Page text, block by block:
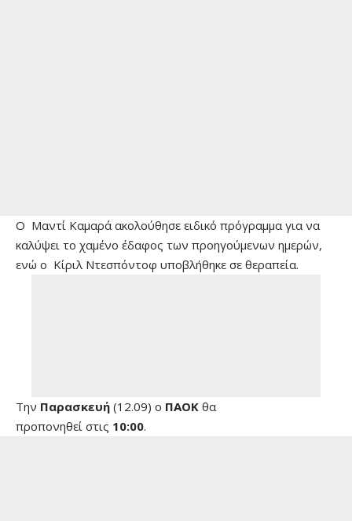
Ο Μαντί Καμαρά ακολούθησε ειδικό πρόγραμμα για να
καλύψει το χαμένο έδαφος των προηγούμενων ημερών,
ενώ ο Κίριλ Ντεσπόντοφ υποβλήθηκε σε θεραπεία.
Την Παρασκευή (12.09) ο ΠΑΟΚ θα
προπονηθεί στις 10:00.